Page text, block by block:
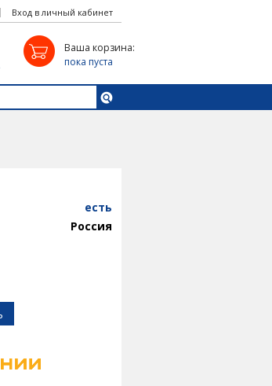
Вход в личный кабинет
Ваша корзина:
пока пуста
есть
Россия